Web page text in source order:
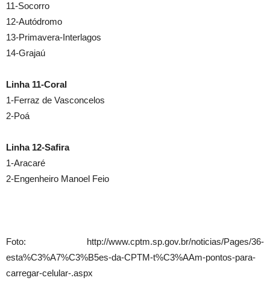
11-Socorro
12-Autódromo
13-Primavera-Interlagos
14-Grajaú
Linha 11-Coral
1-Ferraz de Vasconcelos
2-Poá
Linha 12-Safira
1-Aracaré
2-Engenheiro Manoel Feio
Foto: http://www.cptm.sp.gov.br/noticias/Pages/36-
esta%C3%A7%C3%B5es-da-CPTM-t%C3%AAm-pontos-para-
carregar-celular-.aspx